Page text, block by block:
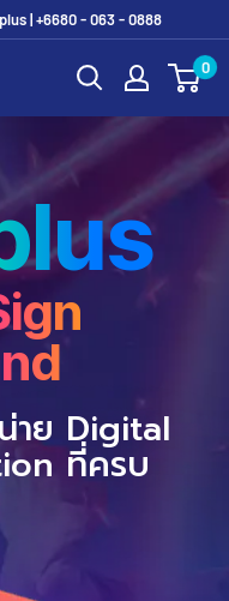
| +6680 - 063 - 0888
0
าย Digital
ที่ครบ